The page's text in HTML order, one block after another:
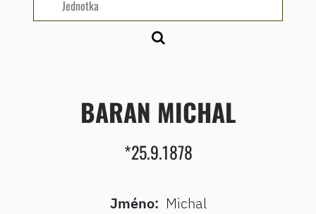
BARAN MICHAL
*25.9.1878
Jméno: Michal